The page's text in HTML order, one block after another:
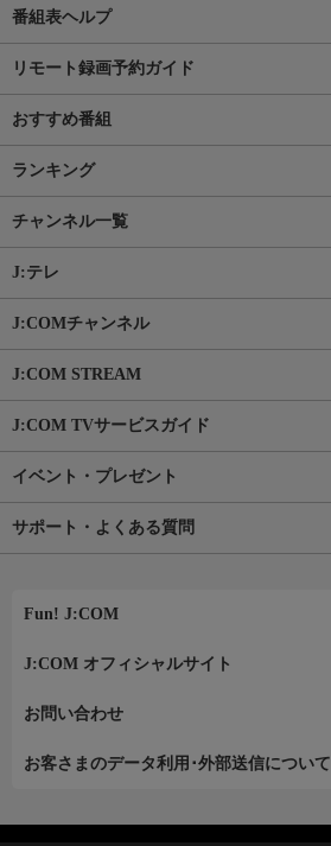
番組表ヘルプ
リモート録画予約ガイド
おすすめ番組
ランキング
チャンネル一覧
J:テレ
J:COMチャンネル
J:COM STREAM
J:COM TVサービスガイド
イベント・プレゼント
サポート・よくある質問
Fun! J:COM
J:COM オフィシャルサイト
お問い合わせ
お客さまのデータ利用･外部送信について